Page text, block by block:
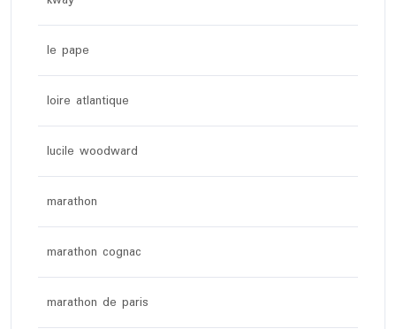
le pape
loire atlantique
lucile woodward
marathon
marathon cognac
marathon de paris